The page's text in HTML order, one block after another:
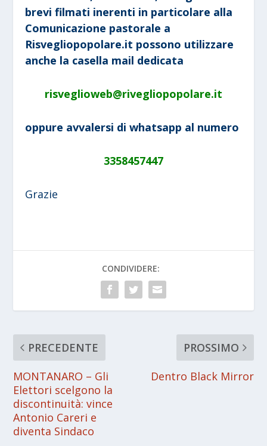
brevi filmati inerenti in particolare alla
Comunicazione pastorale a
Risvegliopopolare.it possono utilizzare
anche la casella mail dedicata
risveglioweb@rivegliopopolare.it
oppure avvalersi di whatsapp al numero
3358457447
Grazie
CONDIVIDERE:
PRECEDENTE
MONTANARO – Gli
Elettori scelgono la
discontinuità: vince
Antonio Careri e
diventa Sindaco
PROSSIMO
Dentro Black Mirror